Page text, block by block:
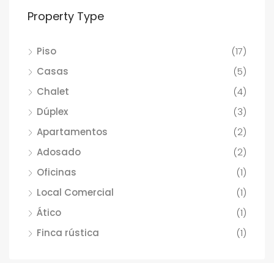
Property Type
Piso
(17)
Casas
(5)
Chalet
(4)
Dúplex
(3)
Apartamentos
(2)
Adosado
(2)
Oficinas
(1)
Local Comercial
(1)
Ático
(1)
Finca rústica
(1)